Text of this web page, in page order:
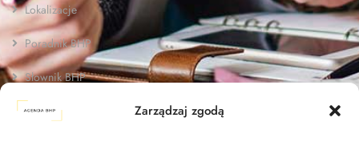
Zarządzaj zgodą
Lokalizacje
Poradnik BHP
Słownik BHP
O nas